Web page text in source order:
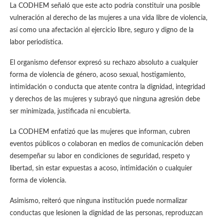
La CODHEM señaló que este acto podría constituir una posible
vulneración al derecho de las mujeres a una vida libre de violencia,
así como una afectación al ejercicio libre, seguro y digno de la
labor periodística.
El organismo defensor expresó su rechazo absoluto a cualquier
forma de violencia de género, acoso sexual, hostigamiento,
intimidación o conducta que atente contra la dignidad, integridad
y derechos de las mujeres y subrayó que ninguna agresión debe
ser minimizada, justificada ni encubierta.
La CODHEM enfatizó que las mujeres que informan, cubren
eventos públicos o colaboran en medios de comunicación deben
desempeñar su labor en condiciones de seguridad, respeto y
libertad, sin estar expuestas a acoso, intimidación o cualquier
forma de violencia.
Asimismo, reiteró que ninguna institución puede normalizar
conductas que lesionen la dignidad de las personas, reproduzcan